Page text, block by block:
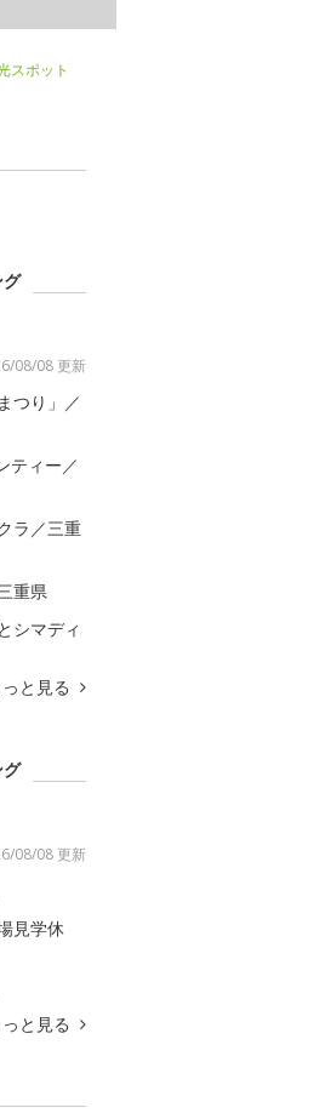
スポット
08/08 更新
つり」／
ティー／
ラ／三重
重県
シマディ
っと見る
08/08 更新
見学休
っと見る